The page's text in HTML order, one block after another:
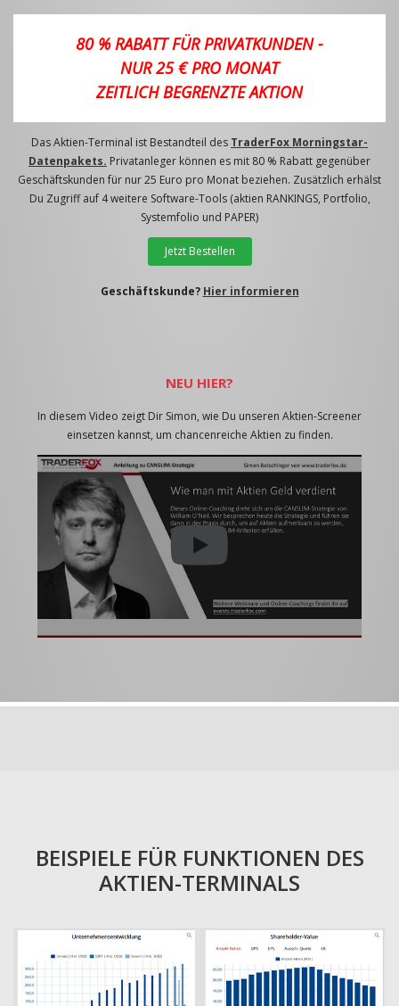
80 % RABATT FÜR PRIVATKUNDEN -
NUR 25 € PRO MONAT
ZEITLICH BEGRENZTE AKTION
Das Aktien-Terminal ist Bestandteil des TraderFox Morningstar-
Datenpakets. Privatanleger können es mit 80 % Rabatt gegenüber
Geschäftskunden für nur 25 Euro pro Monat beziehen. Zusätzlich erhälst
Du Zugriff auf 4 weitere Software-Tools (aktien RANKINGS, Portfolio,
Systemfolio und PAPER)
Jetzt Bestellen
Geschäftskunde? Hier informieren
NEU HIER?
In diesem Video zeigt Dir Simon, wie Du unseren Aktien-Screener
einsetzen kannst, um chancenreiche Aktien zu finden.
BEISPIELE FÜR FUNKTIONEN DES
AKTIEN-TERMINALS